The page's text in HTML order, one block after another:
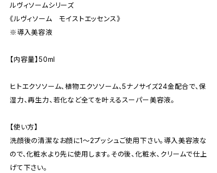
ルヴィソームシリーズ
《ルヴィソーム モイストエッセンス》
※導入美容液
【内容量】50ml
ヒトエクソソーム、植物エクソソーム、5ナノサイズ24金配合で、保
湿力、再生力、若化など全てを叶えるスーパー美容液。
【使い方】
洗顔後の清潔なお顔に1〜2プッシュご使用下さい。導入美容液な
ので、化粧水より先に使用します。その後、化粧水、クリームで仕上
げて下さい。